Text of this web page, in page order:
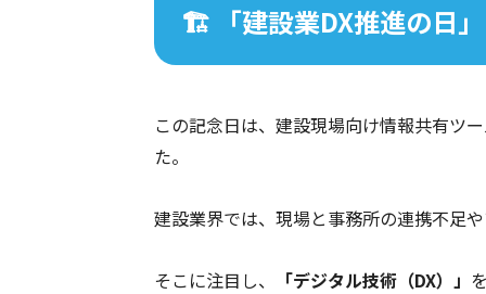
🏗️ 「建設業DX推進の日
この記念日は、建設現場向け情報共有ツ
た。
建設業界では、現場と事務所の連携不足
そこに注目し、 「デジタル技術（DX）」